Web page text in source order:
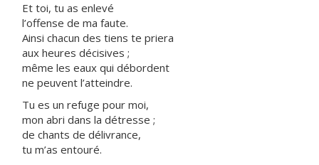
Et toi, tu as enlevé
l’offense de ma faute.
Ainsi chacun des tiens te priera
aux heures décisives ;
même les eaux qui débordent
ne peuvent l’atteindre.
Tu es un refuge pour moi,
mon abri dans la détresse ;
de chants de délivrance,
tu m’as entouré.